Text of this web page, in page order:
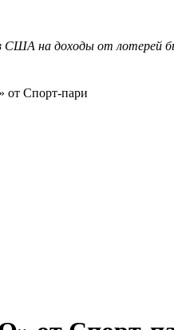
США на доходы от лотерей
Спорт-пари